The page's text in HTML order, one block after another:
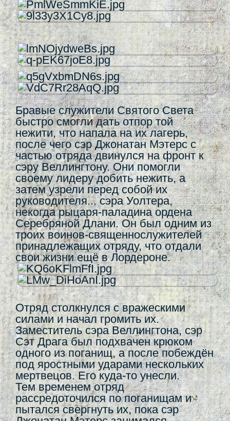
Бравые служители Святого Света
быстро смогли дать отпор той
нежити, что напала на их лагерь,
после чего сэр Джонатан Мэтерс с
частью отряда двинулся на фронт к
сэру Веллингтону. Они помогли
своему лидеру добить нежить, а
затем узрели перед собой их
руководителя... сэра Уолтера,
некогда рыцаря-паладина ордена
Серебряной Длани. Он был одним из
троих воинов-священнослужителей
принадлежащих отряду, что отдали
свои жизни ещё в Лордероне.
Отряд столкнулся с вражескими
силами и начал громить их.
Заместитель сэра Веллингтона, сэр
Сэт Драга был подхвачен крюком
одного из поганищ, а после побеждён
под яростными ударами нескольких
мертвецов. Его куда-то унесли.
Тем временем отряд
рассредоточился по поганищам и
пытался свергнуть их, пока сэр